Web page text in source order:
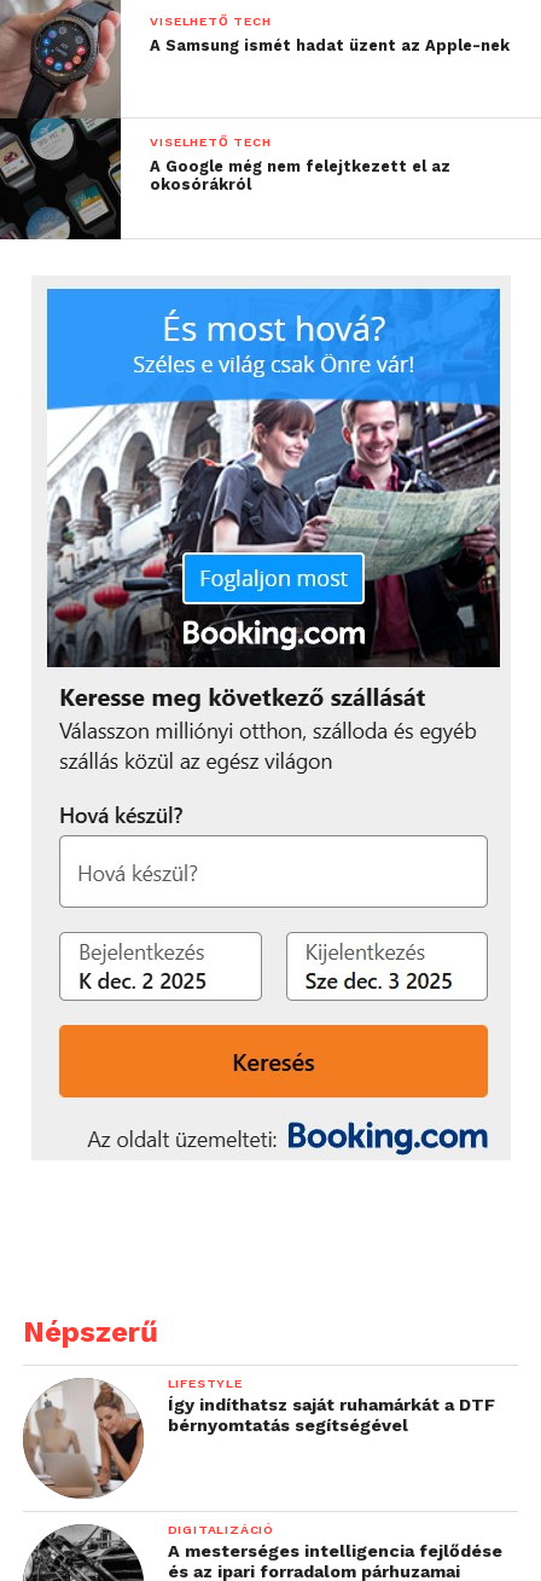
VISELHETŐ TECH
A Samsung ismét hadat üzent az Apple-nek
VISELHETŐ TECH
A Google még nem felejtkezett el az
okosórákról
Népszerű
LIFESTYLE
Így indíthatsz saját ruhamárkát a DTF
bérnyomtatás segítségével
DIGITALIZÁCIÓ
A mesterséges intelligencia fejlődése
és az ipari forradalom párhuzamai